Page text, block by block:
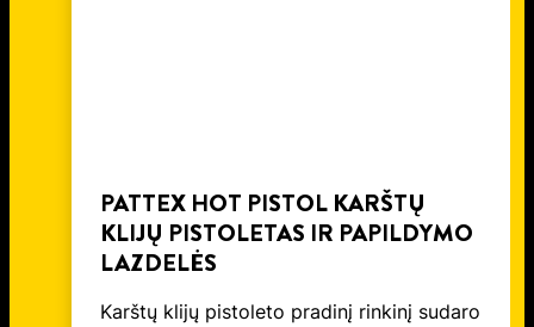
PATTEX HOT PISTOL KARŠTŲ
KLIJŲ PISTOLETAS IR PAPILDYMO
LAZDELĖS
Karštų klijų pistoleto pradinį rinkinį sudaro